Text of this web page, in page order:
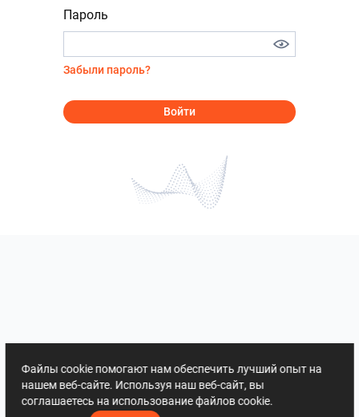
Пароль
Забыли пароль?
Войти
Файлы cookie помогают нам обеспечить лучший опыт на
нашем веб-сайте. Используя наш веб-сайт, вы
соглашаетесь на использование файлов cookie.